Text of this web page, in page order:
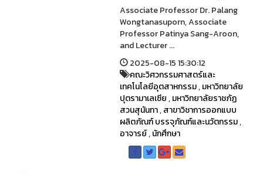
Associate Professor Dr. Palang
Wongtanasuporn, Associate
Professor Patinya Sang-Aroon,
and Lecturer ...
2025-08-15 15:30:12
คณะวิศวกรรมศาสตร์และ
เทคโนโลยีอุตสาหกรรม,มหาวิทยาลัย
ปุตรามาเลเซีย,มหาวิทยาลัยราชภัฏ
สวนสุนันทา,สาขาวิชาการออกแบบ
ผลิตภัณฑ์ บรรจุภัณฑ์และนวัตกรรม,
อาจารย์,นักศึกษา